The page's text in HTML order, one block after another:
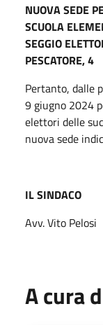
NUOVA SEDE
SCUOLA
SEGGIO
PESCATORE, 4
Pertanto, dalle
9 giugno 2024
elettori delle
nuova sede
IL SINDACO
Avv. Vito Pelosi
A cura